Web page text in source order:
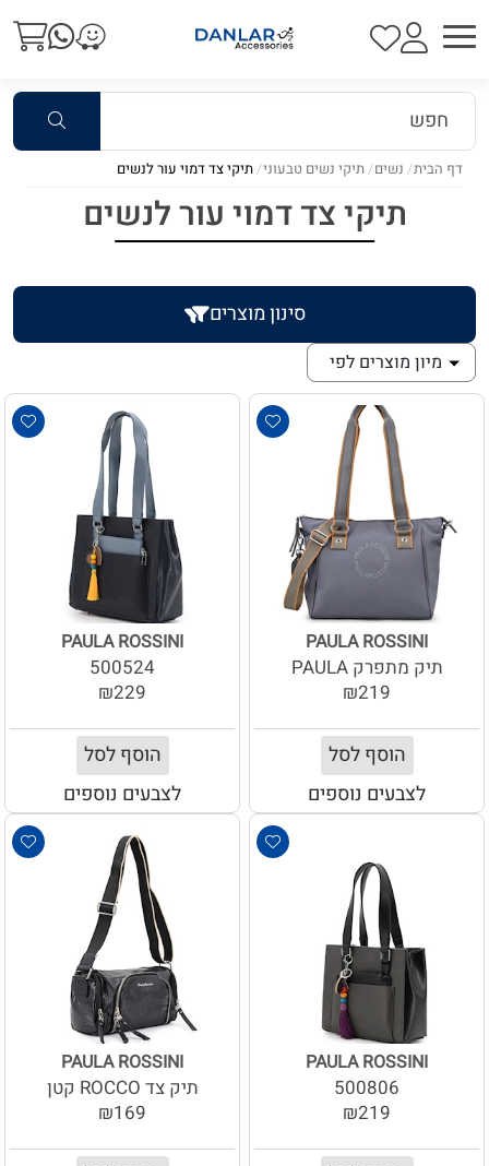
דף הבית נשים תיקי נשים טבעוני תיקי צד דמוי עור לנשים
תיקי צד דמוי עור לנשים
סינון מוצרים
מיון מוצרים לפי
PAULA ROSSINI
תיק מתפרק PAULA
₪219
הוסף לסל
לצבעים נוספים
PAULA ROSSINI
500524
₪229
הוסף לסל
לצבעים נוספים
PAULA ROSSINI
500806
₪219
PAULA ROSSINI
תיק צד ROCCO קטן
₪169